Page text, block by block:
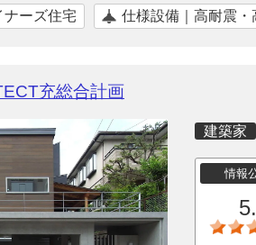
ナーズ住宅 仕様設備｜高耐震・
充総合計画
建築家
情報